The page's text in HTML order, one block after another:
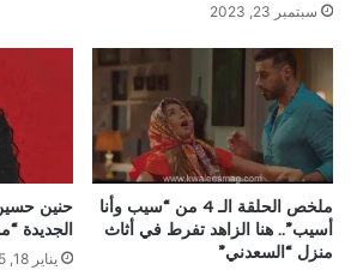
سبتمبر 23, 2023
ملخص الحلقة الـ 4 من “سيب وأنا
أسيب”.. هنا الزاهد تفرط في أثاث
منزل “السعدني”
حنين حسين
الجديدة
يناير 18, 2025